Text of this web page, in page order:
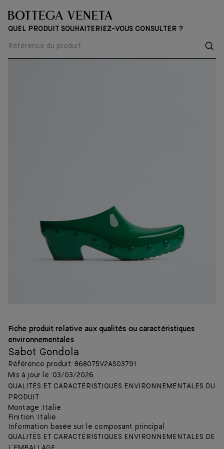
QUEL PRODUIT SOUHAITERIEZ-VOUS CONSULTER ?
Fiche produit relative aux qualités ou caractéristiques
environnementales
Sabot Gondola
Référence produit :868075V2AS03791
Mis à jour le :03/03/2026
QUALITÉS ET CARACTÉRISTIQUES ENVIRONNEMENTALES DU
PRODUIT
Montage : Italie
Finition : Italie
Information basée sur le composant principal
QUALITÉS ET CARACTÉRISTIQUES ENVIRONNEMENTALES DE